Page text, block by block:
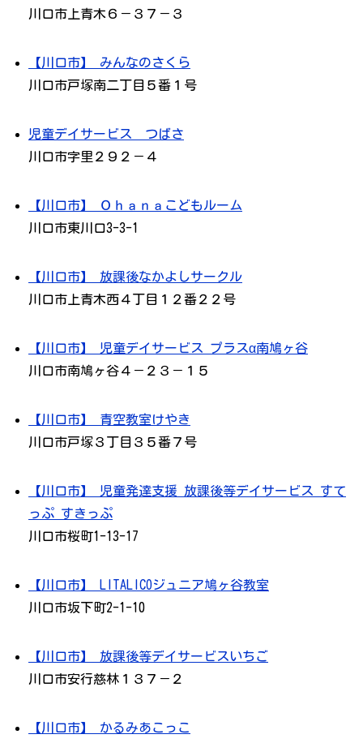
川口市上青木６－３７－３
【川口市】 みんなのさくら
川口市戸塚南二丁目５番１号
児童デイサービス つばさ
川口市字里２９２－４
【川口市】 Ｏｈａｎａこどもルーム
川口市東川口3-3-1
【川口市】 放課後なかよしサークル
川口市上青木西４丁目１２番２２号
【川口市】 児童デイサービス プラスα南鳩ヶ谷
川口市南鳩ヶ谷４－２３－１５
【川口市】 青空教室けやき
川口市戸塚３丁目３５番７号
【川口市】 児童発達支援 放課後等デイサービス すて
っぷ すきっぷ
川口市桜町1-13-17
【川口市】 LITALICOジュニア鳩ヶ谷教室
川口市坂下町2-1-10
【川口市】 放課後等デイサービスいちご
川口市安行慈林１３７－２
【川口市】 かるみあこっこ